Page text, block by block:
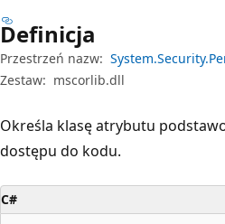
Definicja
Przestrzeń nazw:
Zestaw: mscorlib.dll
Określa klasę atrybutu
dostępu do kodu.
C#